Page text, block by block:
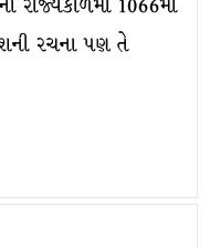
રાજ્યકાળમાં 1066માં
રચના પણ તે